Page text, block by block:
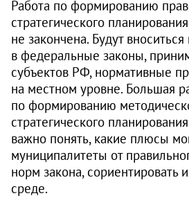
Работа по формированию
стратегического
не закончена. Будут
в федеральные законы,
субъектов РФ, нормативные
на местном уровне. Большая
по формированию
стратегического
важно понять, какие плюсы
муниципалитеты от
норм закона, сориентировать
среде.